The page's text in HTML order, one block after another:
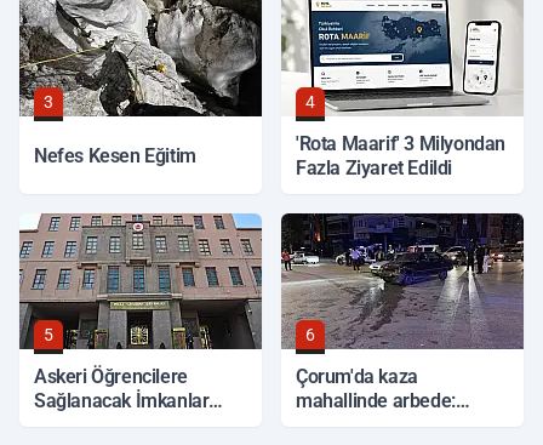
3
Nefes Kesen Eğitim
4
'Rota Maarif' 3 Milyondan
Fazla Ziyaret Edildi
5
Askeri Öğrencilere
Sağlanacak İmkanlar
6
Çorum'da kaza
mahallinde arbede: